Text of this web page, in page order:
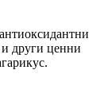
и други ценни